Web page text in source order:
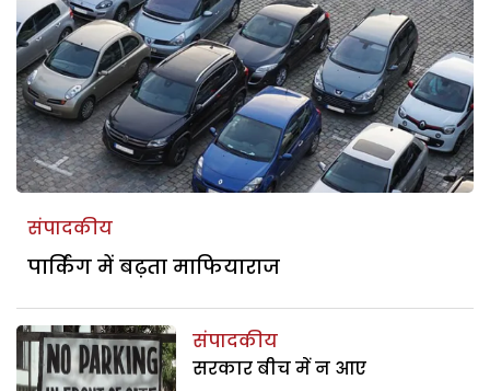
संपादकीय
पार्किंग में बढ़ता माफियाराज
संपादकीय
सरकार बीच में न आए